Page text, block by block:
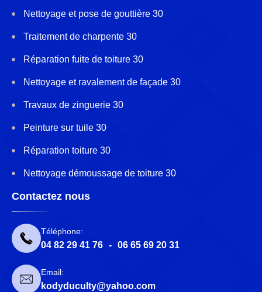
Nettoyage et pose de gouttière 30
Traitement de charpente 30
Réparation fuite de toiture 30
Nettoyage et ravalement de façade 30
Travaux de zinguerie 30
Peinture sur tuile 30
Réparation toiture 30
Nettoyage démoussage de toiture 30
Contactez nous
Téléphone:
04 82 29 41 76 - 06 65 69 20 31
Email:
kodyduculty@yahoo.com